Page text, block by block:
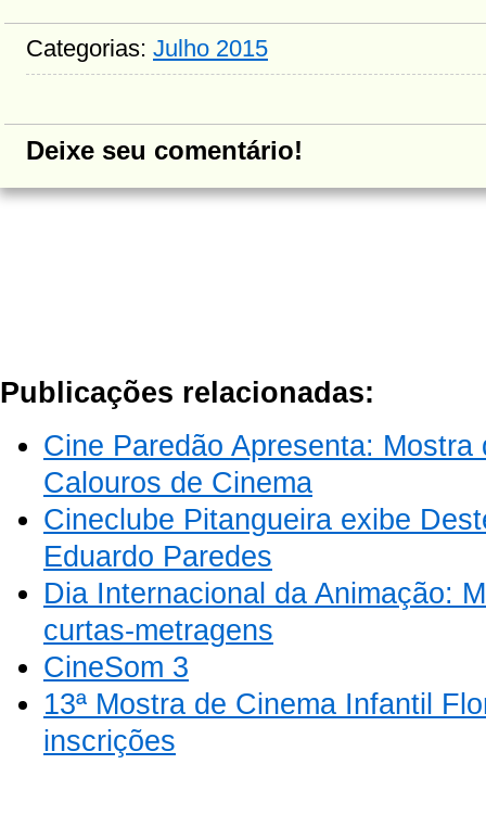
Categorias: Julho 2015
Deixe seu comentário!
Publicações relacionadas:
Cine Paredão Apresenta: Mostra
Calouros de Cinema
Cineclube Pitangueira exibe
Eduardo Paredes
Dia Internacional da Animação:
curtas-metragens
CineSom 3
13ª Mostra de Cinema Infantil
inscrições